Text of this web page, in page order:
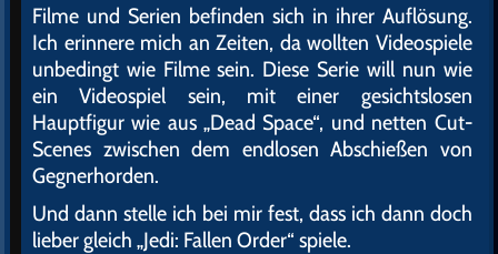
Filme und Serien befinden sich in ihrer Auflösung.
Ich erinnere mich an Zeiten, da wollten Videospiele
unbedingt wie Filme sein. Diese Serie will nun wie
ein Videospiel sein, mit einer gesichtslosen
Hauptfigur wie aus „Dead Space“, und netten Cut-
Scenes zwischen dem endlosen Abschießen von
Gegnerhorden.
Und dann stelle ich bei mir fest, dass ich dann doch
lieber gleich „Jedi: Fallen Order“ spiele.